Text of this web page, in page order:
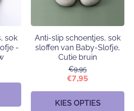
sok
-
Anti-slip schoentjes, sok
sloffen van Baby-Slofje,
Cutie bruin
€9,95
€7,95
KIES OPTIES